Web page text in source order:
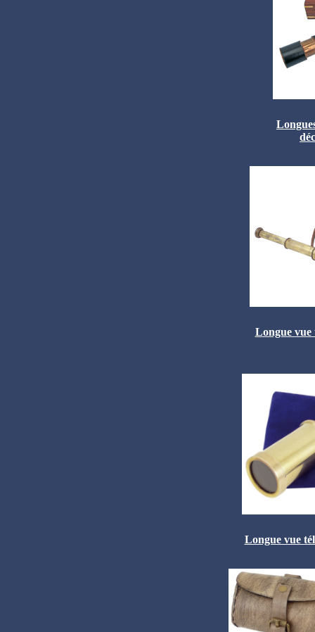
Longue vue
Longue vue